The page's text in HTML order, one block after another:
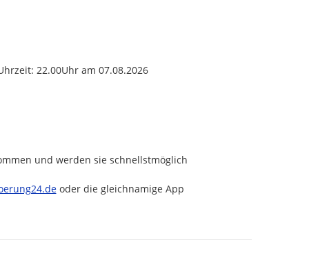
22.00Uhr am 07.08.2026
und werden sie schnellstmöglich
oder die gleichnamige App